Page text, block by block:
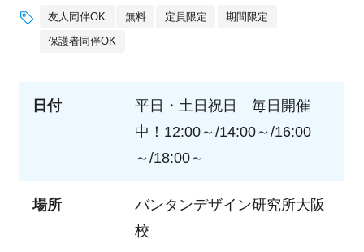
友人同伴OK 無料 定員限定 期間限定
保護者同伴OK
日付
平日・土日祝日 毎日開催
中！12:00～/14:00～/16:00
～/18:00～
場所
バンタンデザイン研究所大阪
校